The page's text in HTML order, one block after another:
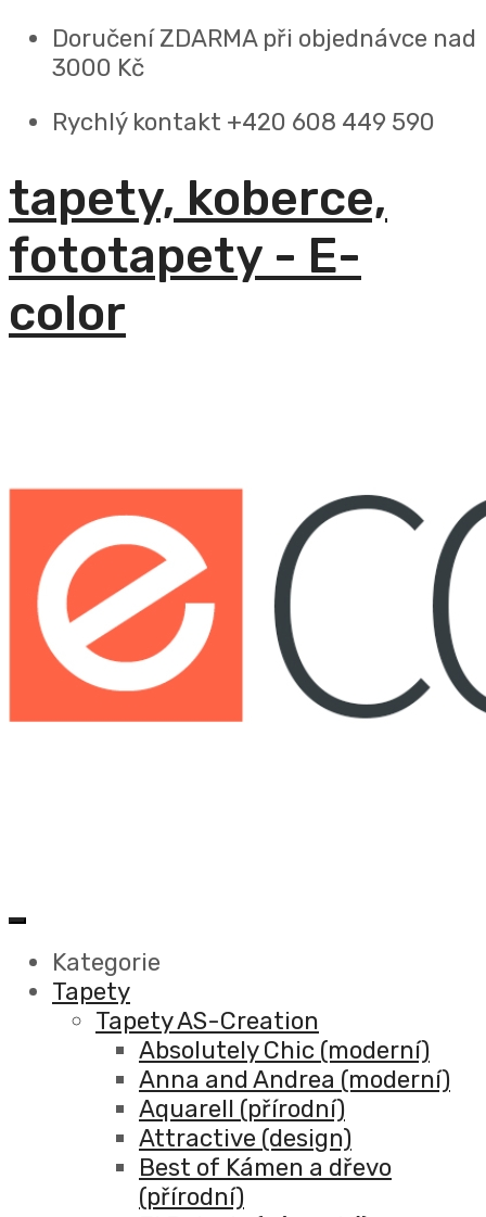
Doručení ZDARMA při objednávce nad
3000 Kč
Rychlý kontakt +420 608 449 590
tapety, koberce,
fototapety - E-
color
Kategorie
Tapety
Tapety AS-Creation
Absolutely Chic (moderní)
Anna and Andrea (moderní)
Aquarell (přírodní)
Attractive (design)
Best of Kámen a dřevo
(přírodní)